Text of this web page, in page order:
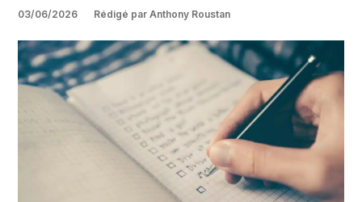
03/06/2026 Rédigé par Anthony Roustan